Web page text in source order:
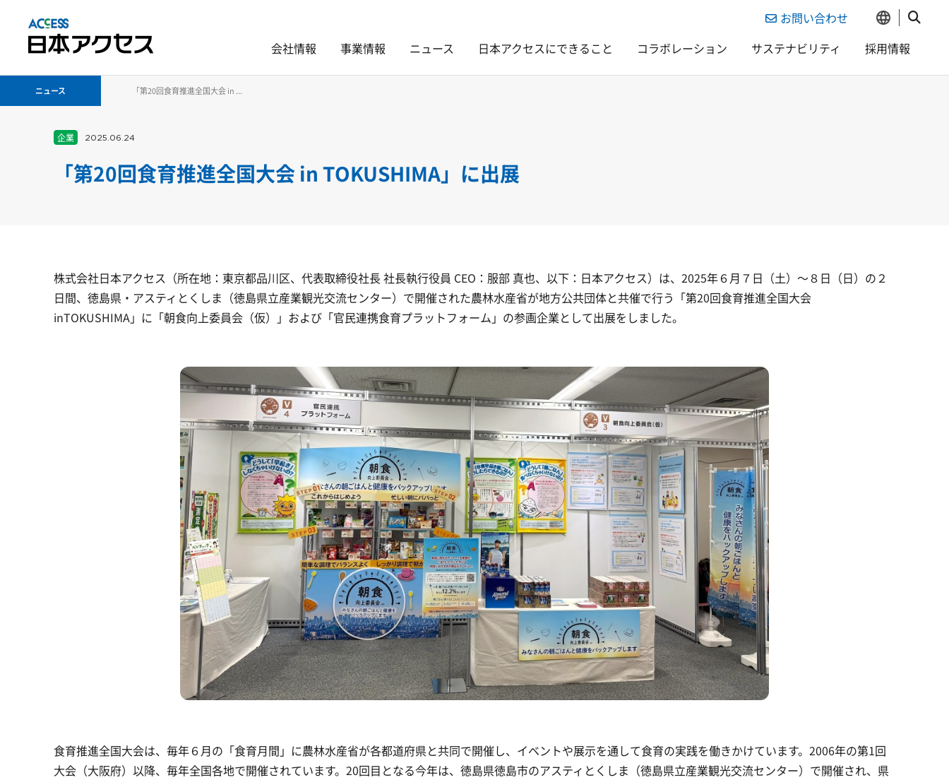
お問い合わせ
会社情報
事業情報 ニュース 日本アクセスにできること コラボレーション サステナビリティ 採用情報
ニュース 「第20回食育推進全国大会 in ...
企業 2025.06.24
「第20回食育推進全国大会 in TOKUSHIMA」に出展
株式会社日本アクセス（所在地：東京都品川区、代表取締役社長 社長執行役員 CEO：服部 真也、以下：日本アクセス）は、2025年６月７日（土）～８日（日）の２
日間、徳島県・アスティとくしま（徳島県立産業観光交流センター）で開催された農林水産省が地方公共団体と共催で行う「第20回食育推進全国大会
inTOKUSHIMA」に「朝食向上委員会（仮）」および「官民連携食育プラットフォーム」の参画企業として出展をしました。
食育推進全国大会は、毎年６月の「食育月間」に農林水産省が各都道府県と共同で開催し、イベントや展示を通して食育の実践を働きかけています。2006年の第1回
大会（大阪府）以降、毎年全国各地で開催されています。20回目となる今年は、徳島県徳島市のアスティとくしま（徳島県立産業観光交流センター）で開催され、県